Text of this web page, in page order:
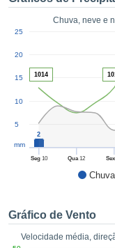
a nossa
fornecer-
sem
ao
a
todos os
ou
no
como
um perfil
CONTINUAR
CONFIGURAÇÕES
Chuva, neve e
Chuva
Seg10 Qua12 Sex
5
10
15
20
25
mm
2
1014
Gráfico de Vento
Velocidade média,